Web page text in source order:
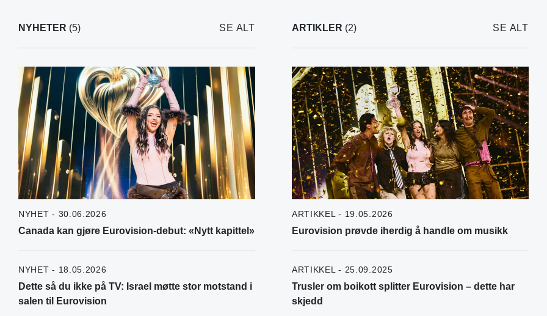
NYHETER (5) SE ALT
NYHET - 30.06.2026
Canada kan gjøre Eurovision-debut: «Nytt kapittel»
NYHET - 18.05.2026
Dette så du ikke på TV: Israel møtte stor motstand i
salen til Eurovision
ARTIKLER (2) SE ALT
ARTIKKEL - 19.05.2026
Eurovision prøvde iherdig å handle om musikk
ARTIKKEL - 25.09.2025
Trusler om boikott splitter Eurovision – dette har
skjedd